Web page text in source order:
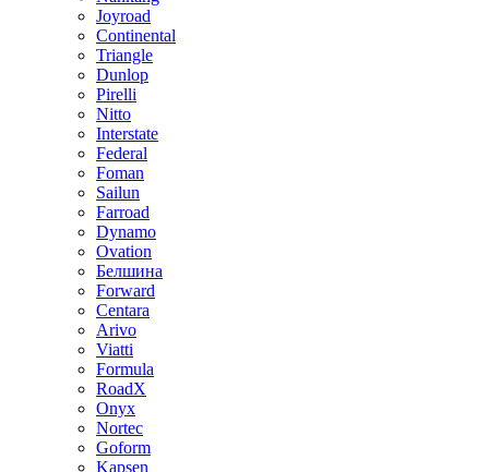
Joyroad
Continental
Triangle
Dunlop
Pirelli
Nitto
Interstate
Federal
Foman
Sailun
Farroad
Dynamo
Ovation
Белшина
Forward
Centara
Arivo
Viatti
Formula
RoadX
Onyx
Nortec
Goform
Kapsen